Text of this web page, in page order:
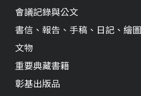
會議記錄與公文
書信、報告、手稿、日記、繪圖
文物
重要典藏書籍
彰基出版品